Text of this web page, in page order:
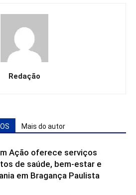
Redação
Mais do autor
Ação oferece serviços
de saúde, bem-estar e
em Bragança Paulista